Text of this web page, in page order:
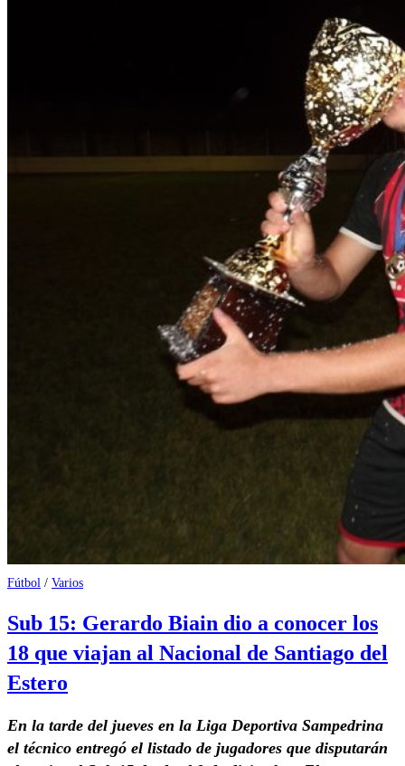
Fútbol / Varios
Sub 15: Gerardo Biain dio a conocer los
18 que viajan al Nacional de Santiago del
Estero
En la tarde del jueves en la Liga Deportiva Sampedrina
el técnico entregó el listado de jugadores que disputarán